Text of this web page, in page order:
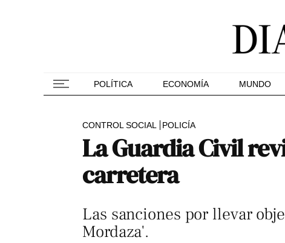
POLÍTICA ECONOMÍA MUNDO
CONTROL SOCIAL POLICÍA
La Guardia Civil
carretera
Las sanciones por llevar
Mordaza'.